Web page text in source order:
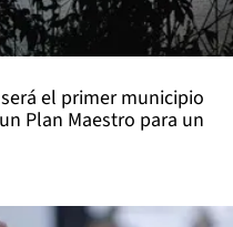
el primer municipio
Plan Maestro para un